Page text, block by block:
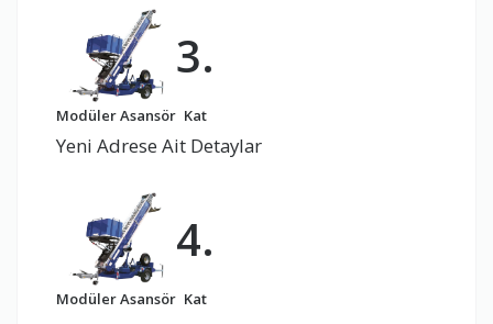
Modüler Asansör
3.
Kat
Yeni Adrese Ait Detaylar
Modüler Asansör
4.
Kat